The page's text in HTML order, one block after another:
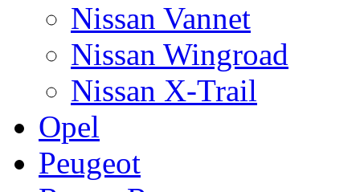
Nissan Vannet
Nissan Wingroad
Nissan X-Trail
Opel
Peugeot